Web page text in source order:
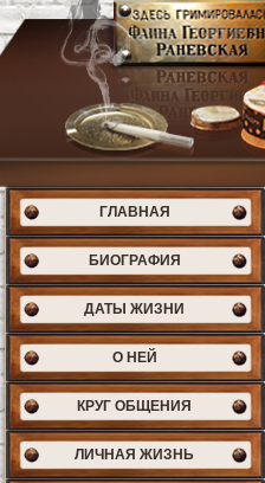
ГЛАВНАЯ
БИОГРАФИЯ
ДАТЫ ЖИЗНИ
О НЕЙ
КРУГ ОБЩЕНИЯ
ЛИЧНАЯ ЖИЗНЬ